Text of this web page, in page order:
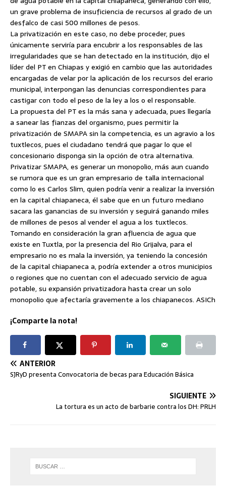
un grave problema de insuficiencia de recursos al grado de un
desfalco de casi 500 millones de pesos.
La privatización en este caso, no debe proceder, pues
únicamente serviría para encubrir a los responsables de las
irregularidades que se han detectado en la institución, dijo el
líder del PT en Chiapas y exigió en cambio que las autoridades
encargadas de velar por la aplicación de los recursos del erario
municipal, interpongan las denuncias correspondientes para
castigar con todo el peso de la ley a los o el responsable.
La propuesta del PT es la más sana y adecuada, pues llegaría
a sanear las fianzas del organismo, pues permitir la
privatización de SMAPA sin la competencia, es un agravio a los
tuxtlecos, pues el ciudadano tendrá que pagar lo que el
concesionario disponga sin la opción de otra alternativa.
Privatizar SMAPA, es generar un monopolio, más aun cuando
se rumora que es un gran empresario de talla internacional
como lo es Carlos Slim, quien podría venir a realizar la inversión
en la capital chiapaneca, él sabe que en un futuro mediano
sacara las ganancias de su inversión y seguirá ganando miles
de millones de pesos al vender el agua a los tuxtlecos.
Tomando en consideración la gran afluencia de agua que
existe en Tuxtla, por la presencia del Rio Grijalva, para el
empresario no es mala la inversión, ya teniendo la concesión
de la capital chiapaneca a, podría extender a otros municipios
o regiones que no cuentan con el adecuado servicio de agua
potable, su expansión privatizadora hasta crear un solo
monopolio que afectaría gravemente a los chiapanecos. ASICh
¡Comparte la nota!
ANTERIOR
SJRyD presenta Convocatoria de becas para Educación Básica
SIGUIENTE
La tortura es un acto de barbarie contra los DH: PRLH